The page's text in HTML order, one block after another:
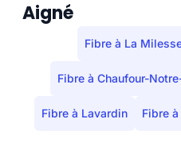
Aigné
Fibre à La
Fibre à Chaufour-
Fibre à Lavardin Fibre